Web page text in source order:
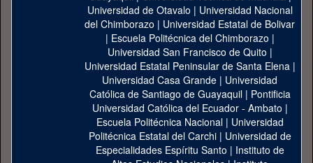
Universidad de Otavalo | Universidad Nacional
del Chimborazo | Universidad Estatal de Bolivar
| Escuela Politécnica del Chimborazo |
Universidad San Francisco de Quito |
Universidad Estatal Peninsular de Santa Elena|
Universidad Casa Grande | Universidad
Católica de Santiago de Guayaquil| Pontificia
Universidad Católica del Ecuador - Ambato |
Escuela Politécnica Nacional| Universidad
Politécnica Estatal del Carchi| Universidad de
Especialidades Espíritu Santo | Instituto de